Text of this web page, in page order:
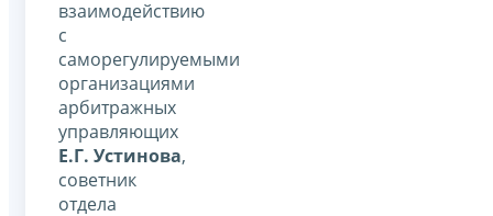
взаимодействию
с
саморегулируемыми
организациями
арбитражных
управляющих
Е.Г. Устинова,
советник
отдела